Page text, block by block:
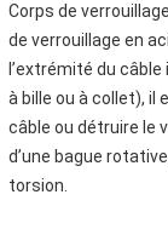
Corps de
de verrouillage en
l’extrémité du
à bille ou à collet), il
câble ou détruire le
d’une bague
torsion.